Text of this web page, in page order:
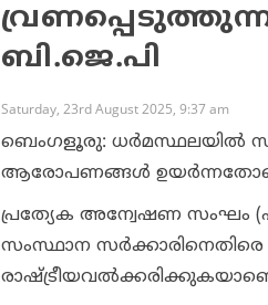
ബി.ജെ.പി
Saturday, 23rd August 2025, 9:37 am
ബെംഗളൂരു: ധര്‍മസ്ഥലയില്‍
ആരോപണങ്ങള്‍ ഉയര്‍ന്നതോടെ
പ്രത്യേക അന്വേഷണ സംഘം
സംസ്ഥാന